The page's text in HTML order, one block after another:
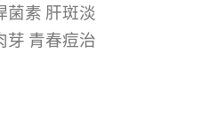
菌素 肝斑淡
芽 青春痘治